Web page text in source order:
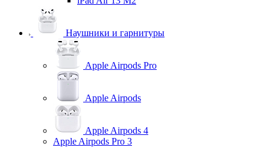
Наушники и гарнитуры
Apple Airpods Pro
Apple Airpods
Apple Airpods 4
Apple Airpods Pro 3